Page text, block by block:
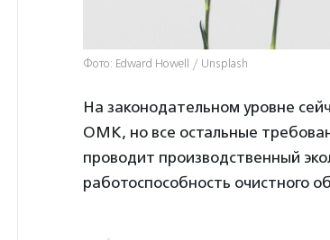
Фото: Edward Howell / Unsplash
На законодательном уровне
ОМК, но все остальные
проводит производственный
работоспособность очистного